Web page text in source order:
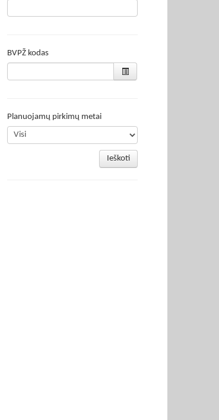
BVPŽ kodas
Planuojamų pirkimų metai
Ieškoti